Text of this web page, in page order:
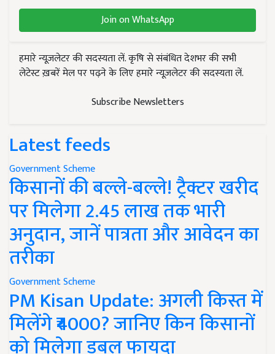
Join on WhatsApp
हमारे न्यूज़लेटर की सदस्यता लें. कृषि से संबंधित देशभर की सभी
लेटेस्ट ख़बरें मेल पर पढ़ने के लिए हमारे न्यूज़लेटर की सदस्यता लें.
Subscribe Newsletters
Latest feeds
Government Scheme
किसानों की बल्ले-बल्ले! ट्रैक्टर खरीद
पर मिलेगा 2.45 लाख तक भारी
अनुदान, जानें पात्रता और आवेदन का
तरीका
Government Scheme
PM Kisan Update: अगली किस्त में
मिलेंगे ₹4000? जानिए किन किसानों
को मिलेगा डबल फायदा